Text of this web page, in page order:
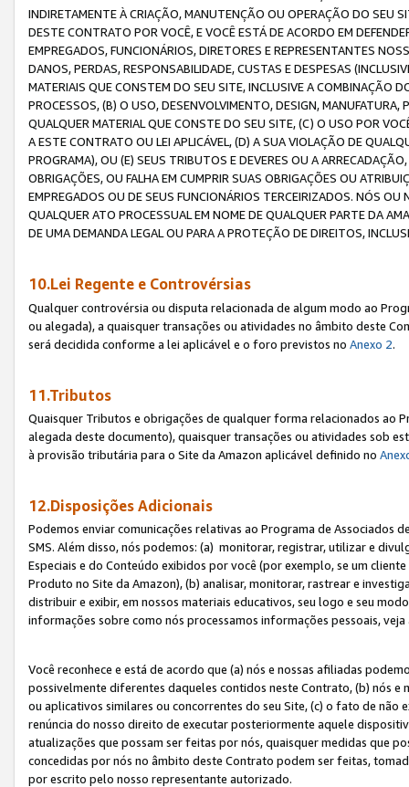
INDIRETAMENTE À CRIAÇÃO, MANUTENÇÃO OU OPERAÇÃO DO SEU
DESTE CONTRATO POR VOCÊ, E VOCÊ ESTÁ DE ACORDO EM
EMPREGADOS, FUNCIONÁRIOS, DIRETORES E REPRESENTANTES
DANOS, PERDAS, RESPONSABILIDADE, CUSTAS E DESPESAS
MATERIAIS QUE CONSTEM DO SEU SITE, INCLUSIVE A COMBINAÇÃO
PROCESSOS, (B) O USO, DESENVOLVIMENTO, DESIGN,
QUALQUER MATERIAL QUE CONSTE DO SEU SITE, (C) O USO POR
A ESTE CONTRATO OU LEI APLICÁVEL, (D) A SUA VIOLAÇÃO DE
PROGRAMA), OU (E) SEUS TRIBUTOS E DEVERES OU A
OBRIGAÇÕES, OU FALHA EM CUMPRIR SUAS OBRIGAÇÕES OU
EMPREGADOS OU DE SEUS FUNCIONÁRIOS TERCEIRIZADOS. NÓS
QUALQUER ATO PROCESSUAL EM NOME DE QUALQUER PARTE DA
DE UMA DEMANDA LEGAL OU PARA A PROTEÇÃO DE DIREITOS,
10.Lei Regente e Controvérsias
Qualquer controvérsia ou disputa relacionada de algum modo ao
ou alegada), a quaisquer transações ou atividades no âmbito deste
será decidida conforme a lei aplicável e o foro previstos no Anexo 2.
11.Tributos
Quaisquer Tributos e obrigações de qualquer forma relacionados ao
alegada deste documento), quaisquer transações ou atividades sob
à provisão tributária para o Site da Amazon aplicável definido no
12.Disposições Adicionais
Podemos enviar comunicações relativas ao Programa de Associados
SMS. Além disso, nós podemos: (a) monitorar, registrar, utilizar e
Especiais e do Conteúdo exibidos por você (por exemplo, se um
Produto no Site da Amazon), (b) analisar, monitorar, rastrear e
distribuir e exibir, em nossos materiais educativos, seu logo e seu
informações sobre como nós processamos informações pessoais,
Você reconhece e está de acordo que (a) nós e nossas afiliadas
possivelmente diferentes daqueles contidos neste Contrato, (b) nós
ou aplicativos similares ou concorrentes do seu Site, (c) o fato de
renúncia do nosso direito de executar posteriormente aquele
atualizações que possam ser feitas por nós, quaisquer medidas que
concedidas por nós no âmbito deste Contrato podem ser feitas,
por escrito pelo nosso representante autorizado.